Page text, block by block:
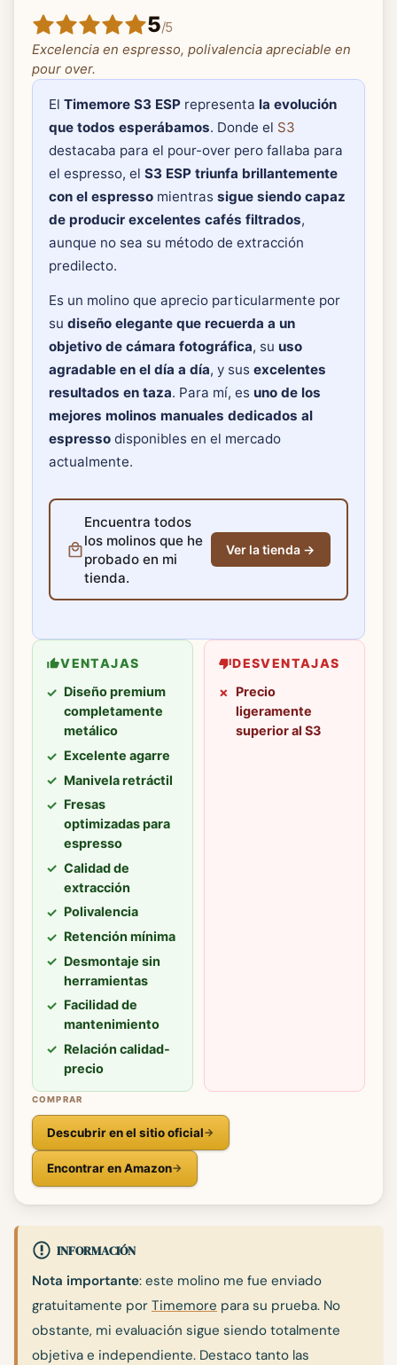
5/5
Excelencia en espresso, polivalencia apreciable en
pour over.
El Timemore S3 ESPrepresenta la evolución
que todos esperábamos. Donde el S3
destacaba para el pour-over pero fallaba para
el espresso, el S3 ESP triunfa brillantemente
con el espressomientras sigue siendo capaz
de producir excelentes cafés filtrados,
aunque no sea su método de extracción
predilecto.
Es un molino que aprecio particularmente por
su diseño elegante que recuerda a un
objetivo de cámara fotográfica, su uso
agradable en el día a día, y sus excelentes
resultados en taza. Para mí, es uno de los
mejores molinos manuales dedicados al
espressodisponibles en el mercado
actualmente.
Encuentra todos
los molinos que he
probado en mi
tienda.
Ver la tienda →
VENTAJAS
Diseño premium
completamente
metálico
Excelente agarre
Manivela retráctil
Fresas
optimizadas para
espresso
Calidad de
extracción
Polivalencia
Retención mínima
Desmontaje sin
herramientas
Facilidad de
mantenimiento
Relación calidad-
precio
DESVENTAJAS
Precio
ligeramente
superior al S3
COMPRAR
Descubrir en el sitio oficial
Encontrar en Amazon
INFORMACIÓN
Nota importante: este molino me fue enviado
gratuitamente por Timemore para su prueba. No
obstante, mi evaluación sigue siendo totalmente
objetiva e independiente. Destaco tanto las